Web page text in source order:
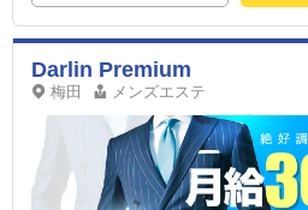
Darlin Premium
梅田 メンズエステ